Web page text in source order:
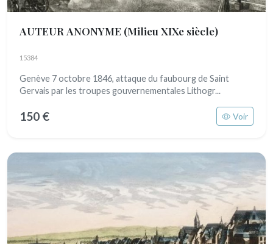
AUTEUR ANONYME (Milieu XIXe siècle)
15384
Genève 7 octobre 1846, attaque du faubourg de Saint
Gervais par les troupes gouvernementales Lithogr...
150 € Voir